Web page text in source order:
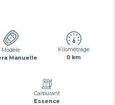
Modèle
Manuelle
Kilométrage
0 km
Carburant
Essence